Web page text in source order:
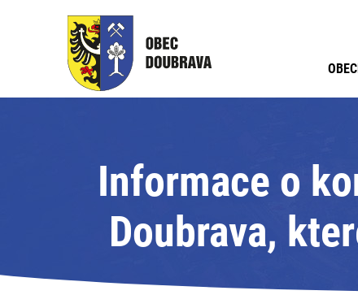
Informace o
Doubrava,
hod. 30 min. ve